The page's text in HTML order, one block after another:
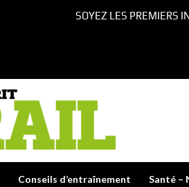
Conseils d’entraînement Santé –
SOYEZ LES PREMIERS